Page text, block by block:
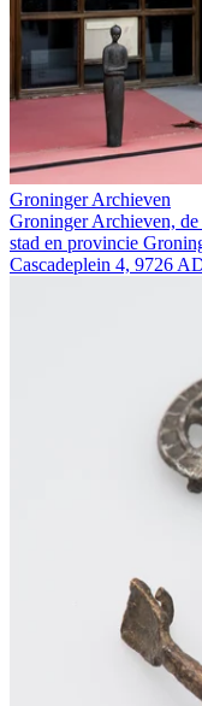
Groninger Archieven
Groninger Archieven, de
stad en provincie
Cascadeplein 4, 9726